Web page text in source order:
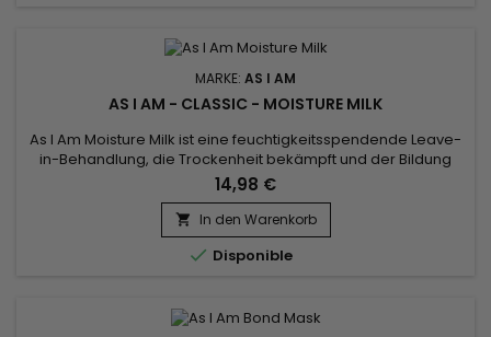
MARKE: AS I AM
AS I AM - CLASSIC - MOISTURE MILK
As I Am Moisture Milk ist eine feuchtigkeitsspendende Leave-
in-Behandlung, die Trockenheit bekämpft und der Bildung
von Spliss vorbeugt.Es dringt tief in das Haar ein, rehydriert es,
definiert die Locken und verleiht ihnen einen natürlichen
Glanz.Dank der Formel, die reich an Sheabutter und Jojobaöl
ist, wird Ihr Haar revitalisiert, geschmeidig und...
14,98 €
 In den Warenkorb
 Disponible